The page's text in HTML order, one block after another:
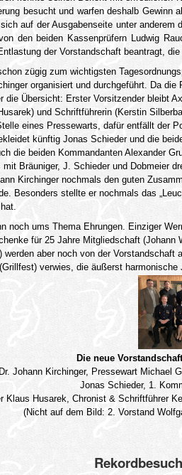
besucht und warfen deshalb
auf der Ausgabenseite unter
den beiden Kassenprüfern Ludwig
der Vorstandschaft beantragt,
zügig zum wichtigsten
organisiert und durchgeführt. Da
die Übersicht: Erster Vorsitzender bleibt
und Schriftführerin (Kerstin
eines Pressewarts, dafür entfällt der
künftig Jonas Schieder und die
die beiden Kommandanten Alexander
Bräuniger, J. Schieder und Dobmeier
Kirchinger nochmals den guten
Besonders stellte er nochmals das
noch ums Thema Ehrungen. Einziger
für 25 Jahre Mitgliedschaft
werden aber noch von der
verwies, die äußerst
Die neue
Johann Kirchinger, Pressewart Michael
Jonas Schieder, 1.
Husarek, Chronist & Schriftführer
(Nicht auf dem Bild: 2. Vorstand